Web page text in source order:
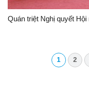
Quán triệt Nghị quyết
1 2